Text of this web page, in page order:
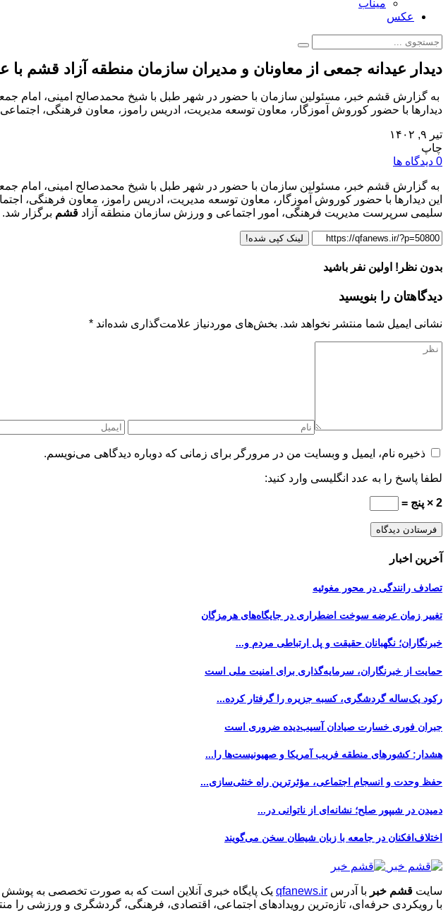
میناب
عکس
دیدار عیدانه جمعی از معاونان و مدیران سازمان منطقه آزاد قشم
به گزارش قشم خبر، مسئولین سازمان با حضور در شهر طبل با شیخ محمدصالح امینی، امام
دیدارها با حضور کوروش آموزگار، معاون توسعه مدیریت، ادریس راموز، معاون فرهنگی،
تیر ۹, ۱۴۰۲
چاپ
0 دیدگاه ها
به گزارش قشم خبر، مسئولین سازمان با حضور در شهر طبل با شیخ محمدصالح امینی، امام
این دیدارها با حضور کوروش آموزگار، معاون توسعه مدیریت، ادریس راموز، معاون
سلیمی سرپرست مدیریت فرهنگی، امور اجتماعی و ورزش سازمان منطقه آزاد قشم برگزار شد.
لینک کپی شده!
بدون نظر! اولین نفر باشید
دیدگاهتان را بنویسید
نشانی ایمیل شما منتشر نخواهد شد. بخش‌های موردنیاز علامت‌گذاری شده‌اند *
ذخیره نام، ایمیل و وبسایت من در مرورگر برای زمانی که دوباره دیدگاهی می‌نویسم.
لطفا پاسخ را به عدد انگلیسی وارد کنید:
2 × پنج =
آخرین اخبار
تصادف رانندگی در محور مغوئیه
تغییر زمان عرضه سوخت اضطراری در جایگاه‌های هرمزگان
خبرنگاران؛ نگهبانان حقیقت و پل ارتباطی مردم و...
حمایت از خبرنگاران، سرمایه‌گذاری برای امنیت ملی است
رکود یک‌ساله گردشگری، کسبه جزیره را گرفتار کرده...
جبران فوری خسارت صیادان آسیب‌دیده ضروری است
هشدار: کشورهای منطقه فریب آمریکا و صهیونیست‌ها را...
حفظ وحدت و انسجام اجتماعی، مؤثرترین راه خنثی‌سازی...
دمیدن در شیپور صلح؛ نشانه‌ای از ناتوانی در...
اختلاف‌افکنان در جامعه با زبان شیطان سخن می‌گویند
سایت قشم خبر با آدرس qfanews.ir یک پایگاه خبری آنلاین است که به صورت تخصصی به پوشش
با رویکردی حرفه‌ای، تازه‌ترین رویدادهای اجتماعی، اقتصادی، فرهنگی، گردشگری و ورزشی را